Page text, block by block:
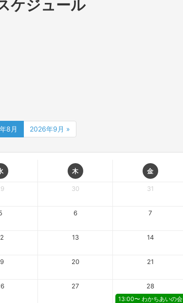
ケジュール
8月 2026年9月 »
木 金
30 31
6 7
13 14
20 21
27 28
13:00〜 わかちあいの会